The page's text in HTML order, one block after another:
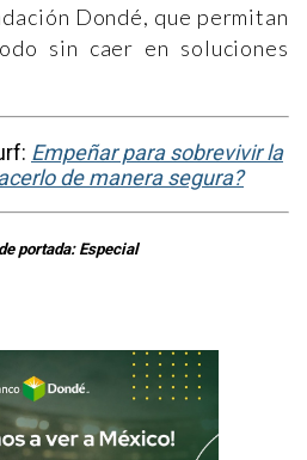
Dondé, que permitan
sin caer en soluciones
Empeñar para sobrevivir la
de manera segura?
portada: Especial